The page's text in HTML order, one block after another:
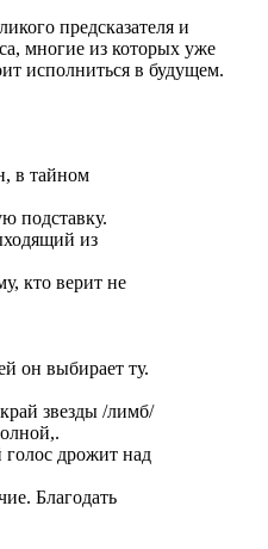
предсказателя и
многие из которых уже
исполниться в будущем.
в тайном
подставку.
из
кто верит не
он выбирает ту.
звезды /лимб/
дрожит над
Благодать